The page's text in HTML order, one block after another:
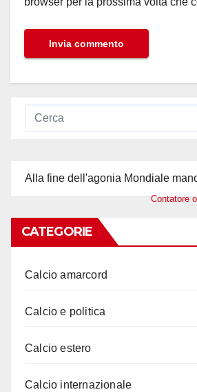
Alla fine dell'agonia Mondiale
Contatore
CATEGORIE
Calcio amarcord
Calcio e politica
Calcio estero
Calcio internazionale